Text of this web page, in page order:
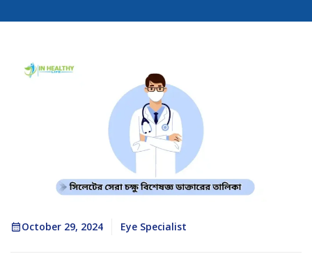
October 29, 2024 Eye Specialist